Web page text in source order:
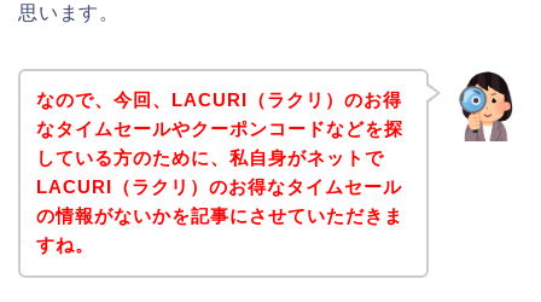
思います。
なので、今回、LACURI（ラクリ）のお得
なタイムセールやクーポンコードなどを探
している方のために、私自身がネットで
LACURI（ラクリ）のお得なタイムセール
の情報がないかを記事にさせていただきま
すね。